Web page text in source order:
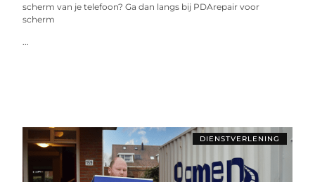
scherm van je telefoon? Ga dan langs bij PDArepair voor
scherm
...
DIENSTVERLENING